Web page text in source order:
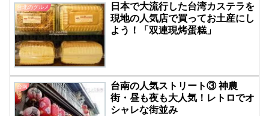
台北のグルメ
日本で大流行した台湾カステラを
現地の人気店で買ってお土産にし
よう！「双連現烤蛋糕」
台南
台南の人気ストリート③ 神農
街・昼も夜も大人気！レトロでオ
シャレな街並み